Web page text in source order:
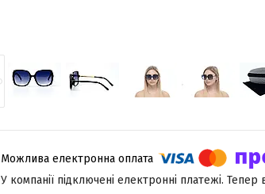
У компанії підключені електронні платежі.